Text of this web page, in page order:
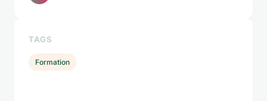
TAGS
Formation